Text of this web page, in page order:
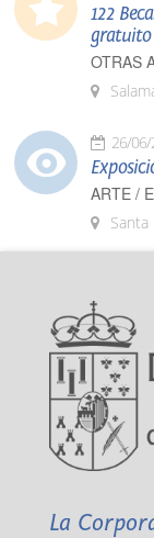
122
gratuito
OTRAS
26/
ARTE /
La